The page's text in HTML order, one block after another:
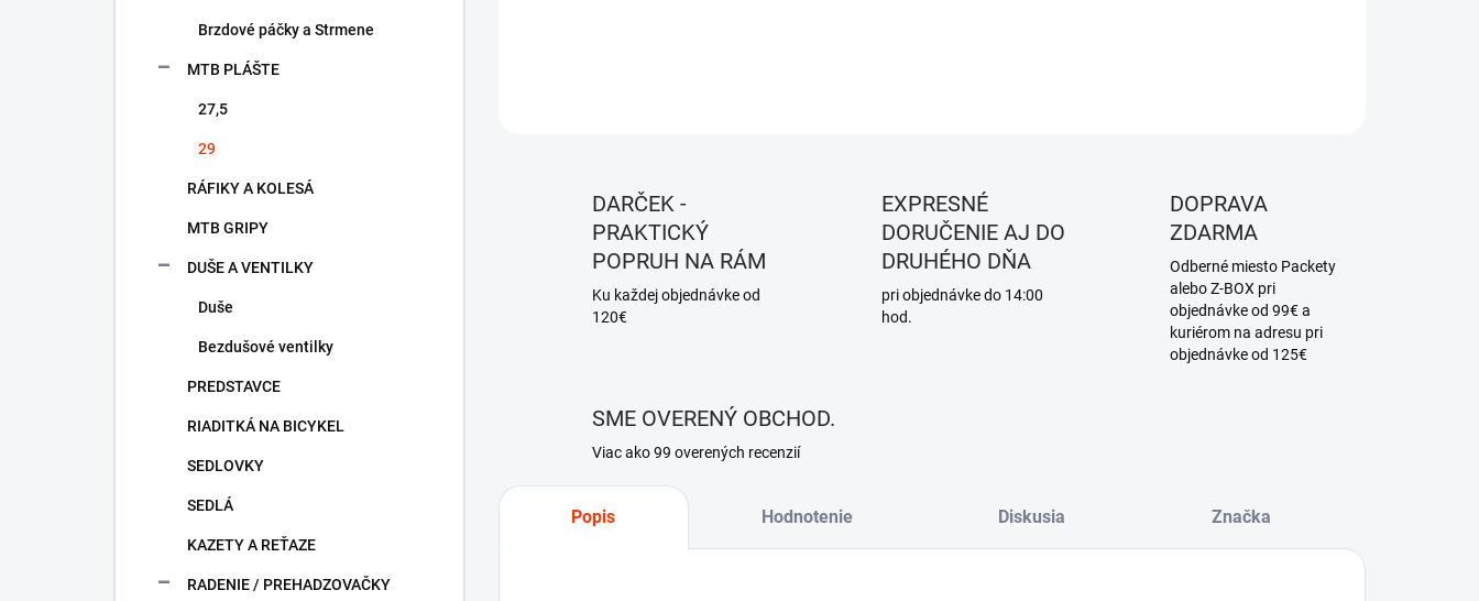
Brzdové páčky a Strmene
MTB PLÁŠTE
27,5
29
RÁFIKY A KOLESÁ
MTB GRIPY
DUŠE A VENTILKY
Duše
Bezdušové ventilky
PREDSTAVCE
RIADITKÁ NA BICYKEL
SEDLOVKY
SEDLÁ
KAZETY A REŤAZE
RADENIE / PREHADZOVAČKY
DARČEK -
PRAKTICKÝ
POPRUH NA RÁM
Ku každej objednávke od
120€
EXPRESNÉ
DORUČENIE AJ DO
DRUHÉHO DŇA
pri objednávke do 14:00
hod.
DOPRAVA
ZDARMA
Odberné miesto Packety
alebo Z-BOX pri
objednávke od 99€ a
kuriérom na adresu pri
objednávke od 125€
SME OVERENÝ OBCHOD.
Viac ako 99 overených recenzií
Popis Hodnotenie Diskusia Značka